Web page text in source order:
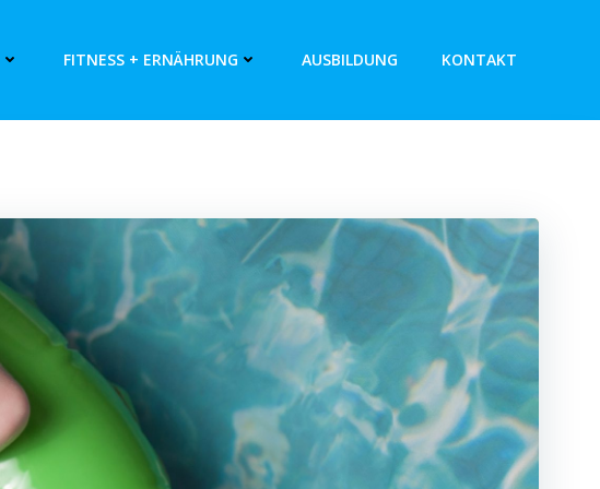
FITNESS + ERNÄHRUNG AUSBILDUNG KONTAKT